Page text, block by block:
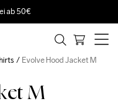
ab 50€
M
Evolve Hood Jacket M